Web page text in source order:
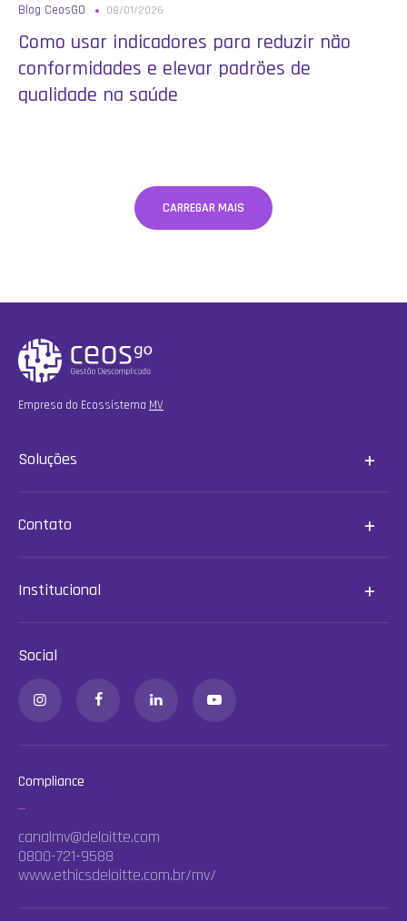
Blog CeosGO 08/01/2026
Como usar indicadores para reduzir não
conformidades e elevar padrões de
qualidade na saúde
CARREGAR MAIS
Empresa do Ecossistema MV
Soluções
Contato
Institucional
Social
Compliance
canalmv@deloitte.com
0800-721-9588
www.ethicsdeloitte.com.br/mv/